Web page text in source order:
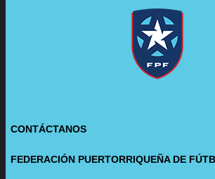
CONTÁCTANOS
FEDERACIÓN PUERTORRIQUEÑA DE